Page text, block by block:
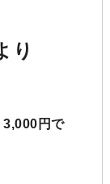
り
3,000円で